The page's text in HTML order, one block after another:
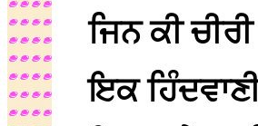
ਜਿਨ ਕੀ
ਇਕ